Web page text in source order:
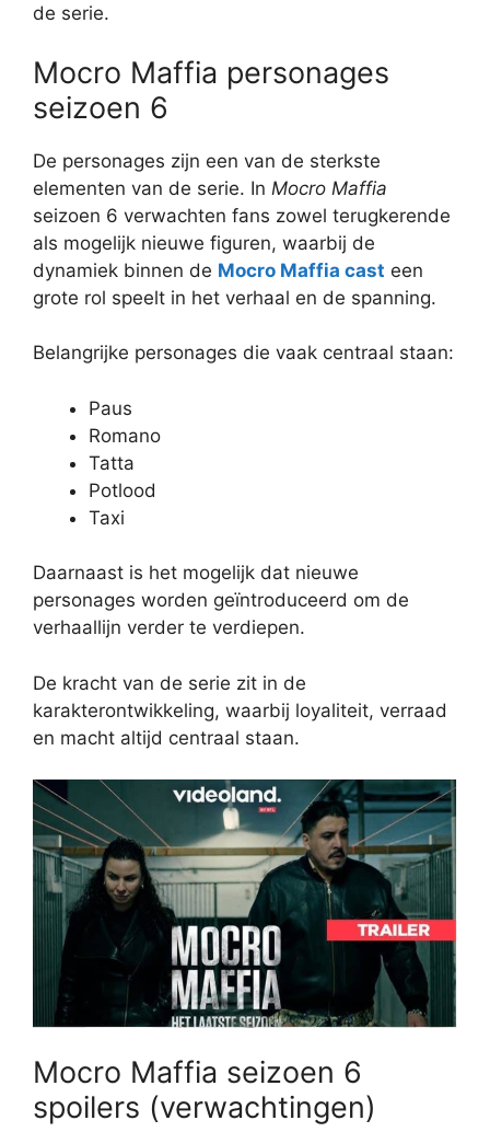
de serie.
Mocro Maffia personages
seizoen 6
De personages zijn een van de sterkste
elementen van de serie. In Mocro Maffia
seizoen 6 verwachten fans zowel terugkerende
als mogelijk nieuwe figuren, waarbij de
dynamiek binnen de Mocro Maffia cast een
grote rol speelt in het verhaal en de spanning.
Belangrijke personages die vaak centraal staan:
Paus
Romano
Tatta
Potlood
Taxi
Daarnaast is het mogelijk dat nieuwe
personages worden geïntroduceerd om de
verhaallijn verder te verdiepen.
De kracht van de serie zit in de
karakterontwikkeling, waarbij loyaliteit, verraad
en macht altijd centraal staan.
Mocro Maffia seizoen 6
spoilers (verwachtingen)